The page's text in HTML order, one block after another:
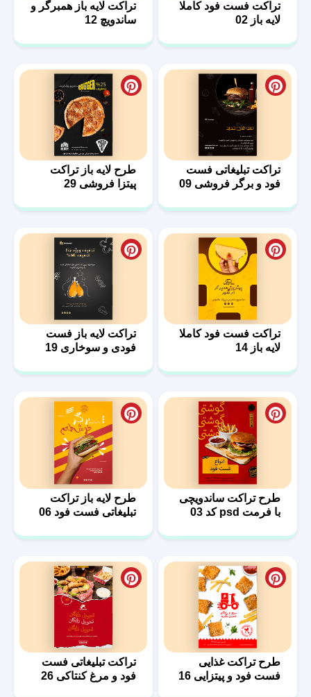
تراکت فست فود کاملا
لایه باز 02
تراکت لایه باز همبرگر و
ساندویچ 12
تراکت تبلیغاتی فست
فود و برگر فروشی 09
طرح لایه باز تراکت
پیتزا فروشی 29
تراکت فست فود کاملا
لایه باز 14
تراکت لایه باز فست
فودی و سوخاری 19
طرح تراکت ساندویچی
با فرمت psd کد 03
طرح لایه باز تراکت
تبلیغاتی فست فود 06
طرح تراکت غذایی
فست فود و پیتزایی 16
تراکت تبلیغاتی فست
فود و مرغ کنتاکی 26